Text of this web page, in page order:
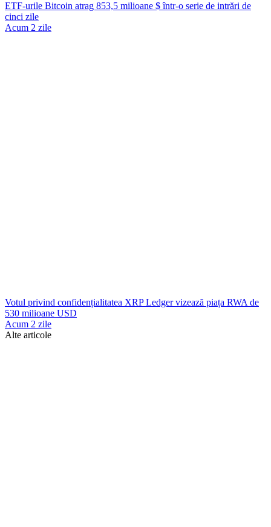
ETF-urile Bitcoin atrag 853,5 milioane $ într-o serie de intrări de
cinci zile
Acum 2 zile
Votul privind confidențialitatea XRP Ledger vizează piața RWA de
530 milioane USD
Acum 2 zile
Alte articole